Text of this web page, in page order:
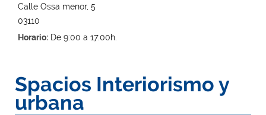
Calle Ossa menor, 5
03110
Horario: De 9:00 a 17:00h.
Spacios Interiorismo y
urbana